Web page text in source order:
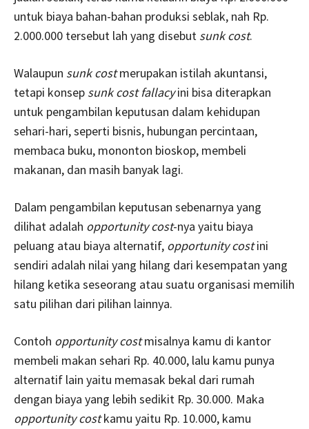
untuk biaya bahan-bahan produksi seblak, nah Rp.
2.000.000 tersebut lah yang disebut sunk cost.
Walaupun sunk costmerupakan istilah akuntansi,
tetapi konsep sunk cost fallacyini bisa diterapkan
untuk pengambilan keputusan dalam kehidupan
sehari-hari, seperti bisnis, hubungan percintaan,
membaca buku, mononton bioskop, membeli
makanan, dan masih banyak lagi.
Dalam pengambilan keputusan sebenarnya yang
dilihat adalah opportunity cost-nya yaitu biaya
peluang atau biaya alternatif, opportunity costini
sendiri adalah nilai yang hilang dari kesempatan yang
hilang ketika seseorang atau suatu organisasi memilih
satu pilihan dari pilihan lainnya.
Contoh opportunity costmisalnya kamu di kantor
membeli makan sehari Rp. 40.000, lalu kamu punya
alternatif lain yaitu memasak bekal dari rumah
dengan biaya yang lebih sedikit Rp. 30.000. Maka
opportunity costkamu yaitu Rp. 10.000, kamu